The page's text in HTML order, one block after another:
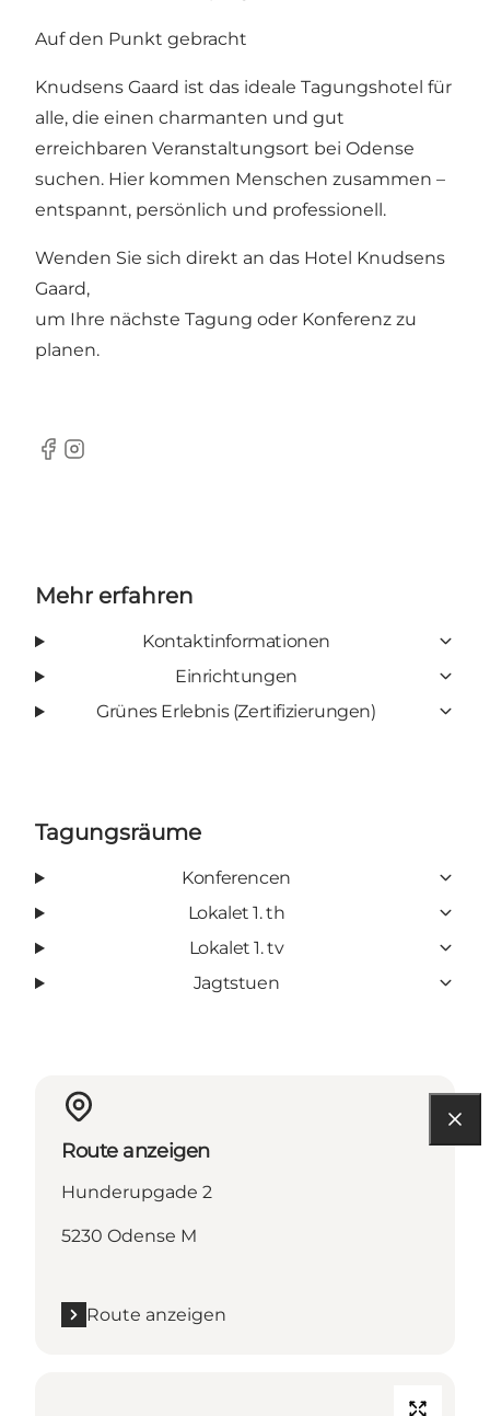
Auf den Punkt gebracht
Knudsens Gaard ist das ideale Tagungshotel für
alle, die einen charmanten und gut
erreichbaren Veranstaltungsort bei Odense
suchen. Hier kommen Menschen zusammen –
entspannt, persönlich und professionell.
Wenden Sie sich direkt an das Hotel Knudsens
Gaard,
um Ihre nächste Tagung oder Konferenz zu
planen.
Facebook
Instagram
Mehr erfahren
Kontaktinformationen
Einrichtungen
Grünes Erlebnis (Zertifizierungen)
Tagungsräume
Konferencen
Lokalet 1. th
Lokalet 1. tv
Jagtstuen
Route anzeigen
Hunderupgade 2
5230 Odense M
Route anzeigen